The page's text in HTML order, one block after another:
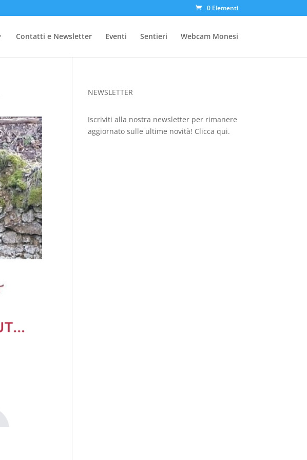
0 Elementi
Contatti e Newsletter Eventi Sentieri Webcam Monesi
NEWSLETTER
Iscriviti alla nostra newsletter per rimanere
aggiornato sulle ultime novità! Clicca qui.